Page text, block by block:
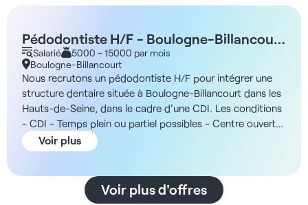
Pédodontiste H/F - Boulogne-Billancourt
92Salarié
5000 - 15000 par mois
Boulogne-Billancourt
Nous recrutons un pédodontiste H/F pour intégrer une
structure dentaire située à Boulogne-Billancourt dans les
Hauts-de-Seine, dans le cadre d'une CDI. Les conditions
- CDI - Temps plein ou partiel possibles - Centre ouvert
du lundi au vendredi - Possibilité de samedi non
obligatoire La structure Vous rejoindrez un établissement
plusieurs décennies. Structure conventionnée, elle
propose une dentisterie accessible avec tiers payant,
Voir plus
Voir plus d'offres